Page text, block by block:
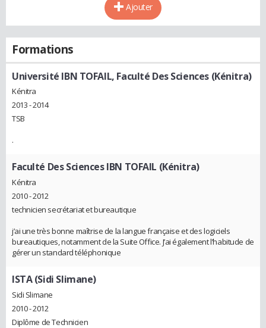
Ajouter
Formations
Université IBN TOFAIL, Faculté Des Sciences (Kénitra)
Kénitra
2013 - 2014
TSB
.
Faculté Des Sciences IBN TOFAIL (Kénitra)
Kénitra
2010 - 2012
technicien secrétariat et bureautique
j’ai une très bonne maîtrise de la langue française et des logiciels
bureautiques, notamment de la Suite Office. J’ai également l’habitude de
gérer un standard téléphonique
ISTA (Sidi Slimane)
Sidi Slimane
2010 - 2012
Diplôme de Technicien